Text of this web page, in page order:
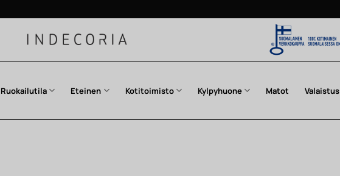
Ruokailutila Eteinen Kotitoimisto Kylpyhuone Matot Valaistus